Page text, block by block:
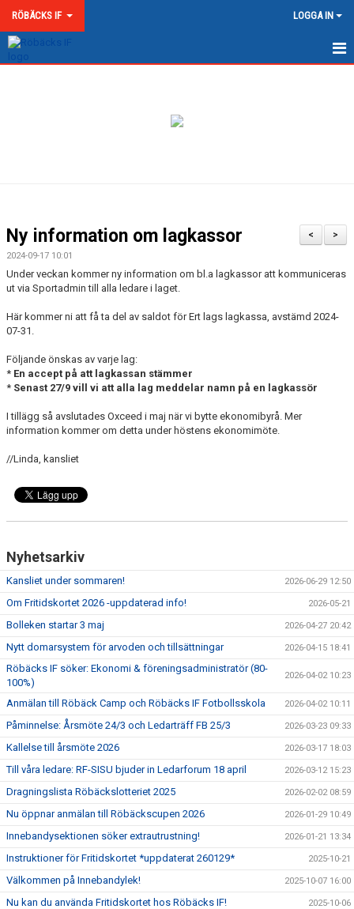
RÖBÄCKS IF LOGGA IN
MATCHER
MEDLEMSKAP & AVGIFTER
RÖBÄCKS ARENA
>
<
Ny information om lagkassor
2024-09-17 10:01
Under veckan kommer ny information om bl.a lagkassor att kommuniceras
ut via Sportadmin till alla ledare i laget.
Här kommer ni att få ta del av saldot för Ert lags lagkassa, avstämd 2024-
07-31.
Följande önskas av varje lag:
* En accept på att lagkassan stämmer
* Senast 27/9 vill vi att alla lag meddelar namn på en lagkassör
I tillägg så avslutades Oxceed i maj när vi bytte ekonomibyrå. Mer
information kommer om detta under höstens ekonomimöte.
//Linda, kansliet
Nyhetsarkiv
Kansliet under sommaren! 2026-06-29 12:50
Om Fritidskortet 2026 -uppdaterad info! 2026-05-21
Bolleken startar 3 maj 2026-04-27 20:42
Nytt domarsystem för arvoden och tillsättningar 2026-04-15 18:41
Röbäcks IF söker: Ekonomi & föreningsadministratör (80-
100%)
2026-04-02 10:23
Anmälan till Röbäck Camp och Röbäcks IF Fotbollsskola 2026-04-02 10:11
Påminnelse: Årsmöte 24/3 och Ledarträff FB 25/3 2026-03-23 09:33
Kallelse till årsmöte 2026 2026-03-17 18:03
Till våra ledare: RF-SISU bjuder in Ledarforum 18 april 2026-03-12 15:23
Dragningslista Röbäckslotteriet 2025 2026-02-02 08:59
Nu öppnar anmälan till Röbäckscupen 2026 2026-01-29 10:49
Innebandysektionen söker extrautrustning! 2026-01-21 13:34
Instruktioner för Fritidskortet *uppdaterat 260129* 2025-10-21
Välkommen på Innebandylek! 2025-10-07 16:00
Nu kan du använda Fritidskortet hos Röbäcks IF! 2025-10-06